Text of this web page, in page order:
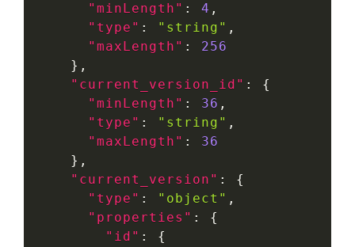
"minLength" : 4 ,
"type" : "string" ,
"maxLength" :
256
} ,
"current_version_id" :
{
"minLength" : 36 ,
"type" : "string" ,
"maxLength" :
36
} ,
"current_version" :
{
"type" : "object" ,
"properties" :
{
"id" :
{